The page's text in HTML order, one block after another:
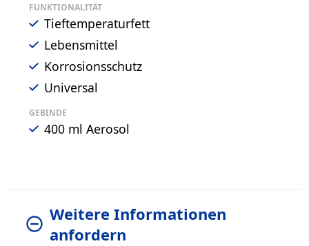
FUNKTIONALITÄT
Tieftemperaturfett
Lebensmittel
Korrosionsschutz
Universal
GEBINDE
400 ml Aerosol
Weitere Informationen
anfordern